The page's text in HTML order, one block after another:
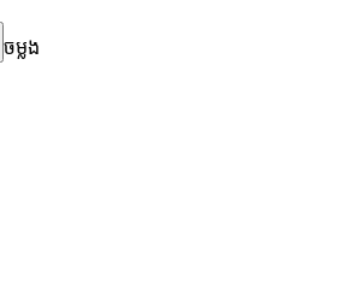
ចម្លង